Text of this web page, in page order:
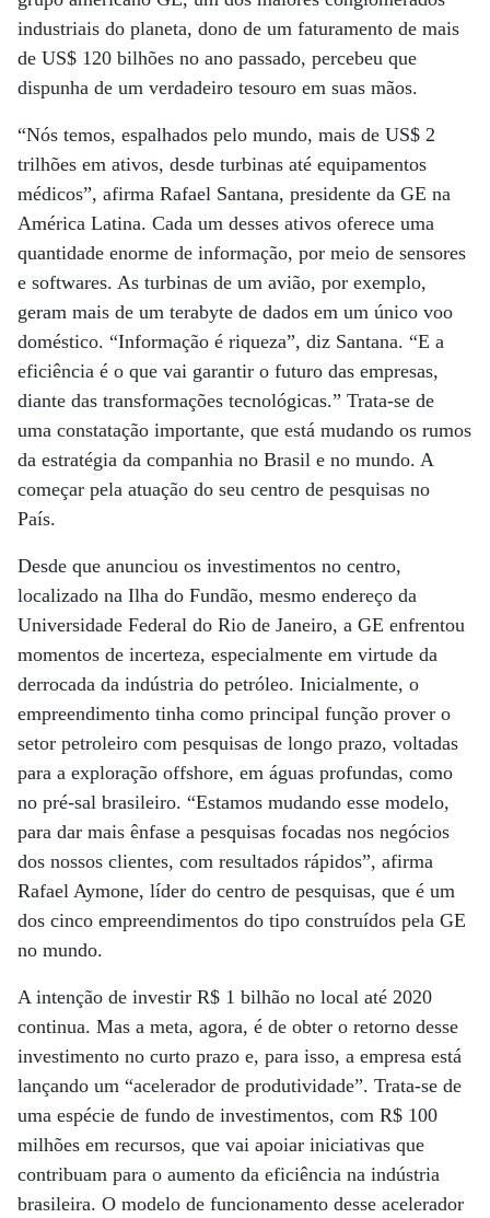
industriais do planeta, dono de um faturamento de mais
de US$ 120 bilhões no ano passado, percebeu que
dispunha de um verdadeiro tesouro em suas mãos.
“Nós temos, espalhados pelo mundo, mais de US$ 2
trilhões em ativos, desde turbinas até equipamentos
médicos”, afirma Rafael Santana, presidente da GE na
América Latina. Cada um desses ativos oferece uma
quantidade enorme de informação, por meio de sensores
e softwares. As turbinas de um avião, por exemplo,
geram mais de um terabyte de dados em um único voo
doméstico. “Informação é riqueza”, diz Santana. “E a
eficiência é o que vai garantir o futuro das empresas,
diante das transformações tecnológicas.” Trata-se de
uma constatação importante, que está mudando os rumos
da estratégia da companhia no Brasil e no mundo. A
começar pela atuação do seu centro de pesquisas no
País.
Desde que anunciou os investimentos no centro,
localizado na Ilha do Fundão, mesmo endereço da
Universidade Federal do Rio de Janeiro, a GE enfrentou
momentos de incerteza, especialmente em virtude da
derrocada da indústria do petróleo. Inicialmente, o
empreendimento tinha como principal função prover o
setor petroleiro com pesquisas de longo prazo, voltadas
para a exploração offshore, em águas profundas, como
no pré-sal brasileiro. “Estamos mudando esse modelo,
para dar mais ênfase a pesquisas focadas nos negócios
dos nossos clientes, com resultados rápidos”, afirma
Rafael Aymone, líder do centro de pesquisas, que é um
dos cinco empreendimentos do tipo construídos pela GE
no mundo.
A intenção de investir R$ 1 bilhão no local até 2020
continua. Mas a meta, agora, é de obter o retorno desse
investimento no curto prazo e, para isso, a empresa está
lançando um “acelerador de produtividade”. Trata-se de
uma espécie de fundo de investimentos, com R$ 100
milhões em recursos, que vai apoiar iniciativas que
contribuam para o aumento da eficiência na indústria
brasileira. O modelo de funcionamento desse acelerador